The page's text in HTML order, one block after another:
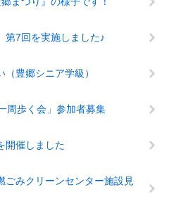
第7回を実施しました♪
（豊郷シニア学級）
周歩く会」参加者募集
開催しました
ごみクリーンセンター施設見